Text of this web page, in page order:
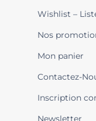
Wishlist –
Nos
Mon panier
Contactez-
Inscription
Newsletter